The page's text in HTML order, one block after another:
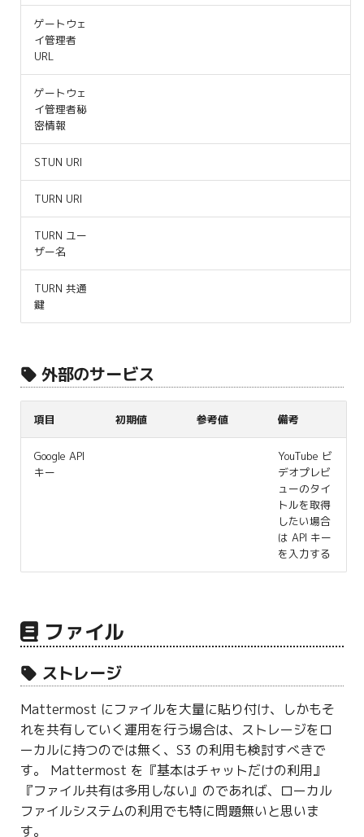
ゲートウェ
イ管理者
URL
ゲートウェ
イ管理者秘
密情報
STUN URI
TURN URI
TURN ユー
ザー名
TURN 共通
鍵
外部のサービス
項目 初期値 参考値 備考
Google API
キー
YouTube ビ
デオプレビ
ューのタイ
トルを取得
したい場合
は API キー
を入力する
ファイル
ストレージ
Mattermost にファイルを大量に貼り付け、しかもそ
れを共有していく運用を行う場合は、ストレージをロ
ーカルに持つのでは無く、S3 の利用も検討すべきで
す。 Mattermost を『基本はチャットだけの利用』
『ファイル共有は多用しない』のであれば、ローカル
ファイルシステムの利用でも特に問題無いと思いま
す。